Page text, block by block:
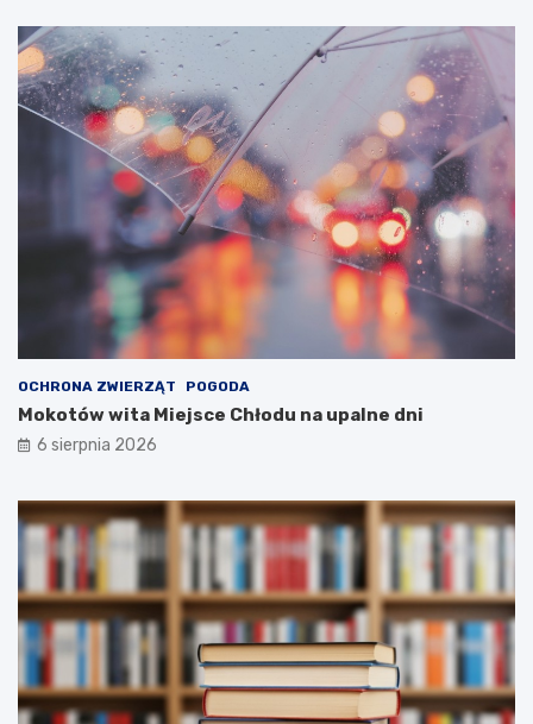
OCHRONA ZWIERZĄT POGODA
Mokotów wita Miejsce Chłodu na upalne dni
6 sierpnia 2026